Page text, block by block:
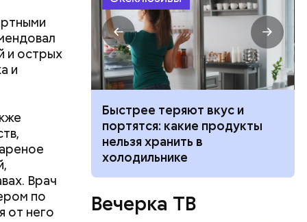
и острых
и
Врач
по
от него
по
что
Быстрее теряют вкус и
портятся: какие продукты
нельзя хранить в
холодильнике
Вечерка ТВ